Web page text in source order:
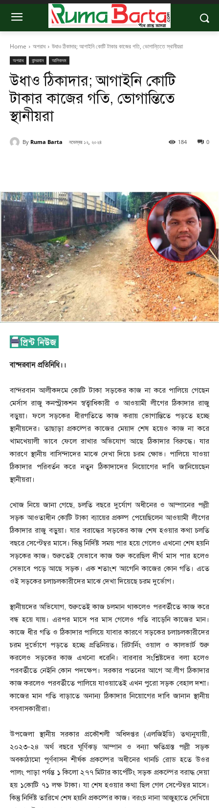
Home অপরাধ উধাও ঠিকাদার; আগাইনি কোটি টাকার কাজের গতি, ভোগান্তিতে স্থানীয়রা
অপরাধ বান্দরবান আলিকদম
উধাও ঠিকাদার; আগাইনি কোটি
টাকার কাজের গতি, ভোগান্তিতে
স্থানীয়রা
By Ruma Barta নভেম্বর ১২, ২০২৪ 0
184
বান্দরবান প্রতিনিধি।।
বান্দরবান আলীকদমে কোটি টাকা সড়কের কাজ না করে পালিয়ে গেছেন
মের্সাস রাজু কনস্ট্রাকশন স্বত্বাধিকারী ও আওয়ামী লীগের ঠিকাদার রাজু
বড়ুয়া। ফলে সড়কের ধীরগতিতে কাজ করায় ভোগান্তিতে পড়তে হচ্ছে
স্থানীয়দের। তাছাড়া প্রকল্পের কাজের মেয়াদ শেষ হয়েও কাজ না করে
খামখেয়ালী ভাবে ফেলে রাখার অভিযোগ আছে ঠিকাদার বিরুদ্ধে। যার
কারণে স্থানীয় বাসিন্দাদের মাঝে দেখা দিয়ে চরম ক্ষোভ। পালিয়ে যাওয়া
ঠিকাদার পরিবর্তন করে নতুন ঠিকাদাদের নিয়োগের দাবি জানিয়েছেন
স্থানীয়রা।
খোজ নিয়ে জানা গেছে, চলতি বছরে দুর্যোগ অধীনের ও আম্পানের পল্লী
সড়ক আওতাধীন কোটি টাকা ব্যায়ের প্রকল্প পেয়েছিলেন আওয়ামী লীগের
ঠিকাদার রাজু বড়ুয়া। যার বরাদ্ধের সড়কের কাজ শেষ হওয়ার কথা চলতি
বছরে সেপ্টেম্বর মাসে। কিন্তু নির্দিষ্ট সময় পার হয়ে গেলেও এখনো শেষ হয়নি
সড়কের কাজ। শুরুতেই যেভাবে কাজ শুরু করেছিল দীর্ঘ মাস পার হলেও
সেভাবে পড়ে আছে সড়ক। এক শতাংশ আগেনি কাজের কোন গতি। এতে
ওই সড়কের চলাচলকারীদের মাঝে দেখা দিয়েছে চরম দুর্ভোগ।
স্থানীয়দের অভিযোগ, শুরুতেই কাজ চলমান থাকলেও পরবর্তীতে কাজ করে
বন্ধ হয়ে যায়। এরপর মাসে পর মাস গেলেও গতি বাড়েনি কাজের মান।
কাজে ধীর গতি ও ঠিকাদার পালিয়ে যাবার কারণে সড়কের চলাচলকারীদের
চরম দুর্ভোগে পড়তে হচ্ছে প্রতিনিয়ত। রিটার্নিং ওয়াল ও কালভার্ট শুরু
করলেও সড়কের কাজ এখনো ধরেনি। বারবার সংশ্লিষ্টদের বলা হলেও
পরবর্তীতে নেইনি কোন পদক্ষেপ। সরকার পতনের আগে আ.লীগ ঠিকাদার
কাজ করলেও পরবর্তীতে পালিয়ে যাওয়াতেই এখন পুরো সড়ক বেহাল দশা।
কাজের মান গতি বাড়াতে অনান্য ঠিকাদার নিয়োগের দাবি জানান স্থানীয়
বসবাসকারীরা।
উপজেলা স্থানীয় সরকার প্রকৌশলী অধিদপ্তর (এলজিইডি) তথ্যনুযায়ী,
২০২৩-২৪ অর্থ বছরে ঘূর্ণিঝড় আম্পান ও বন্যা ক্ষতিগ্রস্ত পল্লী সড়ক
অবকাঠামো পূর্ণবাসন শীর্ষক প্রকল্পের অধীনের থানচি রোড হতে উওর
পালং পাড়া পর্যন্ত ১ কিলো ২৭৭ মিটার কার্পেটিং সড়ক প্রকল্পের বরাদ্ধ দেয়া
হয় ১কোটি ৭১ লক্ষ টাকা। যা শেষ হওয়ার কথা ছিল গেল সেপ্টেম্বর মাসে।
কিন্তু নির্দিষ্ট তারিখে শেষ হয়নি প্রকল্পের কাজ। বরংচ নানা আজুহাতে দেখিয়ে